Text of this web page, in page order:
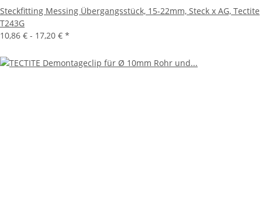
Steckfitting Messing Übergangsstück, 15-22mm, Steck x AG, Tectite
T243G
10,86 € - 17,20 € *